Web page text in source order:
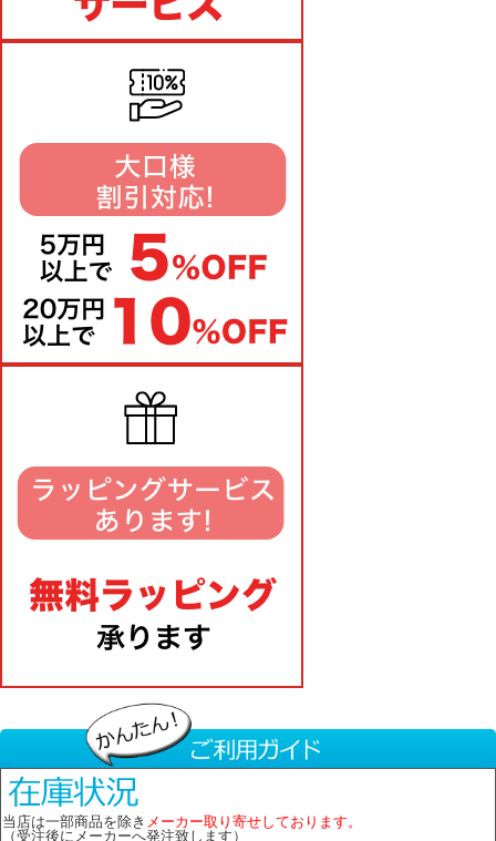
当店は一部商品を除き メーカー取り寄せしております。
（受注後にメーカーへ発注致します）